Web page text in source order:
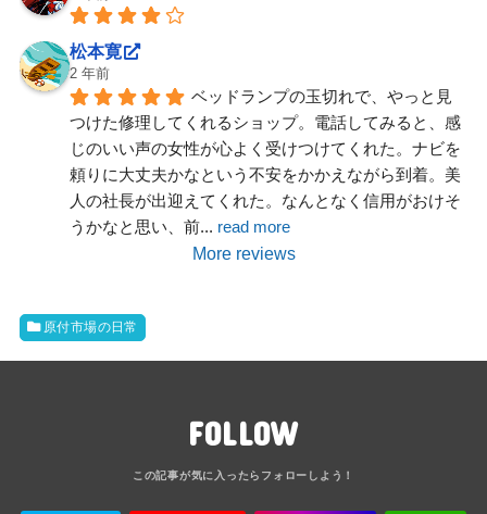
松本寛
2 年前
ベッドランプの玉切れで、やっと見
つけた修理してくれるショップ。電話してみると、感
じのいい声の女性が心よく受けつけてくれた。ナビを
頼りに大丈夫かなという不安をかかえながら到着。美
人の社長が出迎えてくれた。なんとなく信用がおけそ
うかなと思い、前... read more
More reviews
原付市場の日常
FOLLOW